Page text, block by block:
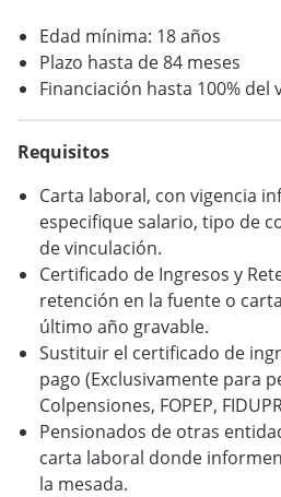
VER BLOG
Edad mínima: 18 años
Plazo hasta de 84 meses
Financiación hasta 100% del
Requisitos
Carta laboral, con vigencia
especifique salario, tipo de
de vinculación.
Certificado de Ingresos y
retención en la fuente o
último año gravable.
Sustituir el certificado de
pago (Exclusivamente para
Colpensiones, FOPEP,
Pensionados de otras
carta laboral donde
la mesada.